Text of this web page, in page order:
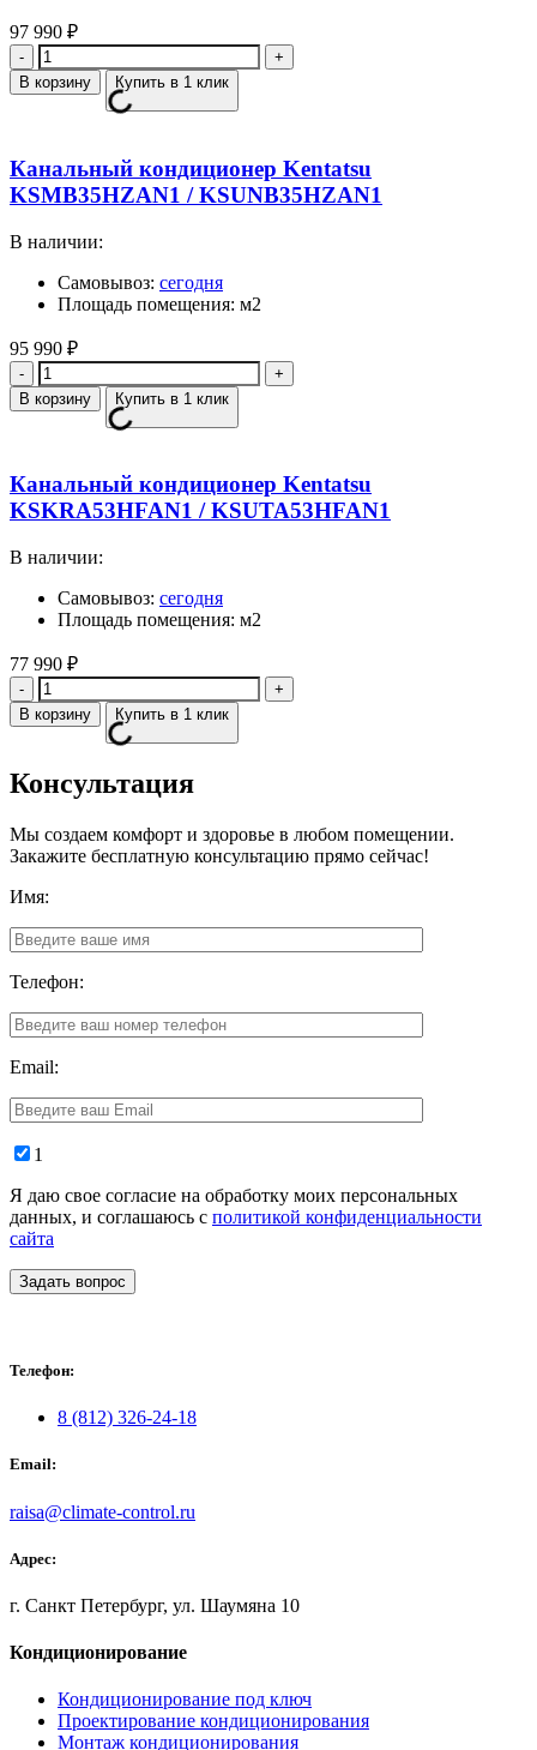
97 990 ₽
Количество
В корзину Купить в 1 клик
Канальный кондиционер Kentatsu
KSMB35HZAN1 / KSUNB35HZAN1
В наличии:
Самовывоз: сегодня
Площадь помещения: м2
95 990 ₽
Количество
В корзину Купить в 1 клик
Канальный кондиционер Kentatsu
KSKRA53HFAN1 / KSUTA53HFAN1
В наличии:
Самовывоз: сегодня
Площадь помещения: м2
77 990 ₽
Количество
В корзину Купить в 1 клик
Консультация
Мы создаем комфорт и здоровье в любом помещении.
Закажите бесплатную консультацию прямо сейчас!
Имя:
Телефон:
Email:
1
Я даю свое согласие на обработку моих персональных
данных, и соглашаюсь с политикой конфиденциальности
сайта
Задать вопрос
Телефон:
8 (812) 326-24-18
Email:
raisa@climate-control.ru
Адрес:
г. Санкт Петербург, ул. Шаумяна 10
Кондиционирование
Кондиционирование под ключ
Проектирование кондиционирования
Монтаж кондиционирования